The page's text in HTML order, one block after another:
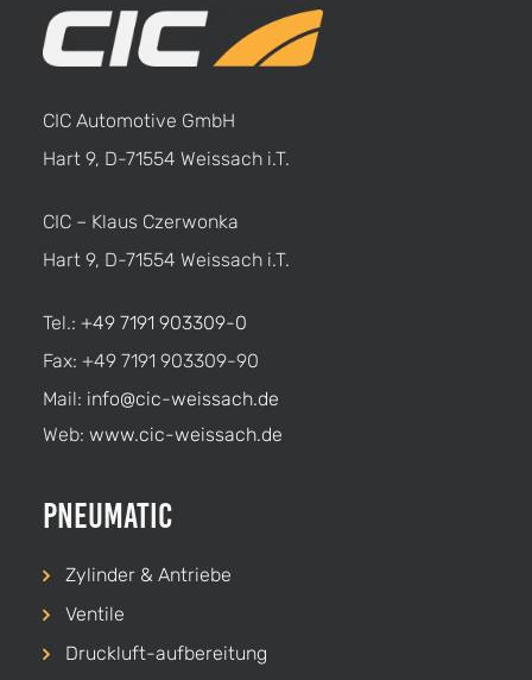
CIC Automotive GmbH
Hart 9, D-71554 Weissach i.T.
CIC – Klaus Czerwonka
Hart 9, D-71554 Weissach i.T.
Tel.: +49 7191 903309-0
Fax: +49 7191 903309-90
Mail: info@cic-weissach.de
Web: www.cic-weissach.de
Pneumatic
Zylinder & Antriebe
Ventile
Druckluft-aufbereitung